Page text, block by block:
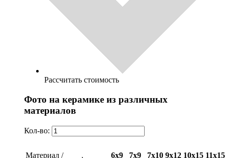
Рассчитать стоимость
Фото на керамике из различных
материалов
Кол-во:
Материал /
6х9
7х9
7х10 9х12 10х15 11х15